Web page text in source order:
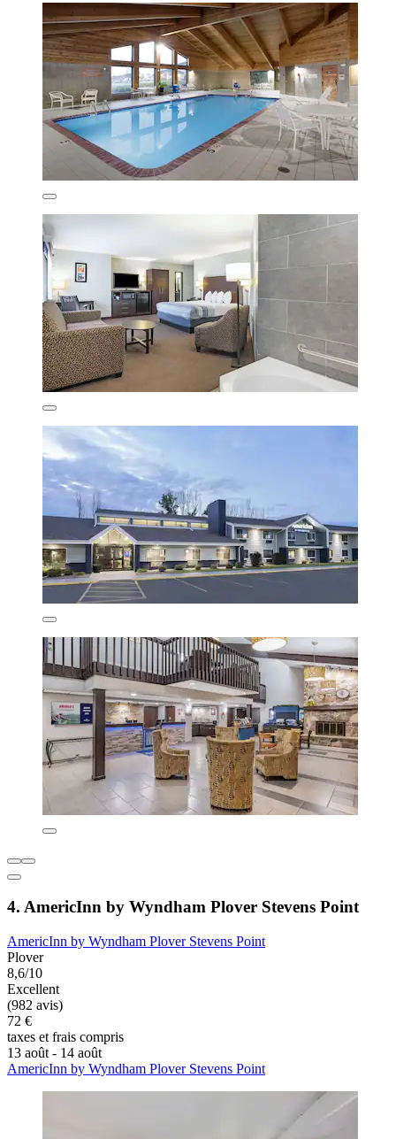
4. AmericInn by Wyndham Plover Stevens Point
AmericInn by Wyndham Plover Stevens Point
Plover
8,6/10
Excellent
(982 avis)
72 €
taxes et frais compris
13 août - 14 août
AmericInn by Wyndham Plover Stevens Point